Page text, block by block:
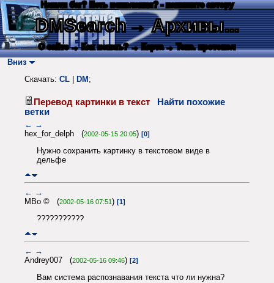
Нашли баг? Есть пожелания? - напишите автору
DMSearch→ Архивы...
О сайте → Как искать? → Карта → Текс. протокол
Вниз
Скачать: CL DM ;
Перевод картинки в текст
Найти похожие
ветки
← →
hex_for_delph (2002-05-15 20:05) [0]
Нужно сохранить картинку в текстовом виде в
дельфе
← →
MBo © (2002-05-16 07:51) [1]
???????????
← →
Andrey007 (2002-05-16 09:46) [2]
Вам система распознавания текста что ли нужна?